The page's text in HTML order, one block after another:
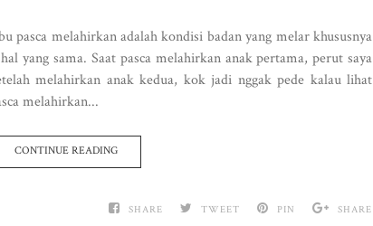
pasca melahirkan adalah kondisi badan yang melar khususnya
yang sama. Saat pasca melahirkan anak pertama, perut saya
melahirkan anak kedua, kok jadi nggak pede kalau lihat
melahirkan...
CONTINUE READING
SHARE TWEET PIN SHARE